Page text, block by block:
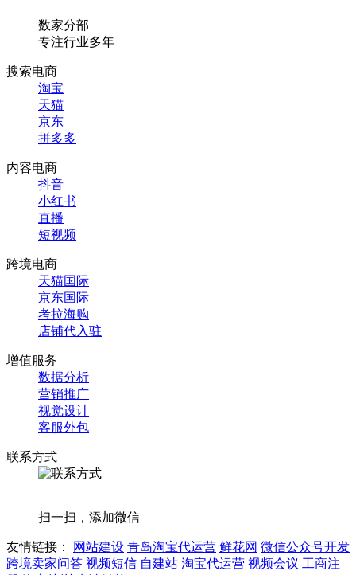
数家分部
专注行业多年
搜索电商
淘宝
天猫
京东
拼多多
内容电商
抖音
小红书
直播
短视频
跨境电商
天猫国际
京东国际
考拉海购
店铺代入驻
增值服务
数据分析
营销推广
视觉设计
客服外包
联系方式
扫一扫，添加微信
友情链接： 网站建设 青岛淘宝代运营 鲜花网 微信公众号开发
跨境卖家问答 视频短信 自建站 淘宝代运营 视频会议 工商注